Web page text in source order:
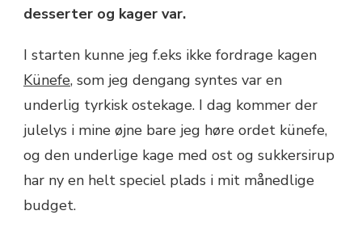
desserter og kager var.
I starten kunne jeg f.eks ikke fordrage kagen
Künefe, som jeg dengang syntes var en
underlig tyrkisk ostekage. I dag kommer der
julelys i mine øjne bare jeg høre ordet künefe,
og den underlige kage med ost og sukkersirup
har ny en helt speciel plads i mit månedlige
budget.